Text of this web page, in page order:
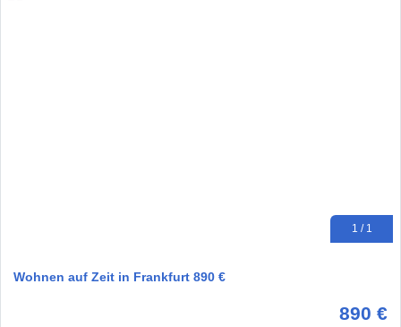
1 / 1
Wohnen auf Zeit in Frankfurt 890 €
890 €